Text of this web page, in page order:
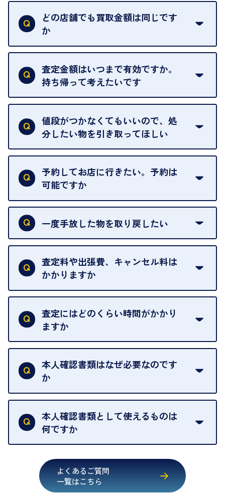
い。
ご指定の場所にお伺いします。
どの店舗でも買取金額は同じです
か
はい。全店舗一律です。
ただし、中古市場は日々変動するため、査定した日
によって査定額が変わることはございます。
査定金額はいつまで有効ですか。
持ち帰って考えたいです
査定額は当日限り有効です。
中古市場が日々変動するため、翌日には査定額が変
わることがございます。
値段がつかなくてもいいので、処
分したい物を引き取ってほしい
再販不可能な物は、場合によってはお断りすること
がございます。ご了承ください。
予約してお店に行きたい。予約は
可能ですか
申し訳ありませんが、現在はご来店の予約は承って
おりません。
を整えておりますので、お好きな時にお越しくださ
い。
お急ぎの場合はスタッフに一言お声がけください。
可能な限り、迅速に対応させていただきます。
一度手放した物を取り戻したい
当店は質店ではありませんので、買い取ったお品物
は基本的に販売へと回されます。買い戻しはできま
せんので、ご了承ください。
グオフが可能です。
契約破棄という形で、お品物をお戻しすることがで
きます。
売却当日を含む8日間のうちに、お気軽にお申し出
出張買取のお品物は、8日間保管しております。
査定料や出張費、キャンセル料は
かかりますか
一切いただいておりません。査定金額にご納得いた
だけない場合は、その場でお断りいただいても問題
ございません。お気軽にご相談ください。
査定にはどのくらい時間がかかり
ますか
お品物の内容や点数によって異なりますが、店頭買
取の場合は1点あたり数分程度が目安です。大量の
お品物の場合は、お時間をいただくことがございま
本人確認書類はなぜ必要なのです
か
買取店は古物営業法により、お客様のご本人確認を
行うことが義務付けられています。安心してお取引
いただくためにも、ご協力をお願いいたします。
本人確認書類として使えるものは
何ですか
・健康保険証確認書
・マイナンバーカード
・在留カード
よくあるご質問
一覧はこちら